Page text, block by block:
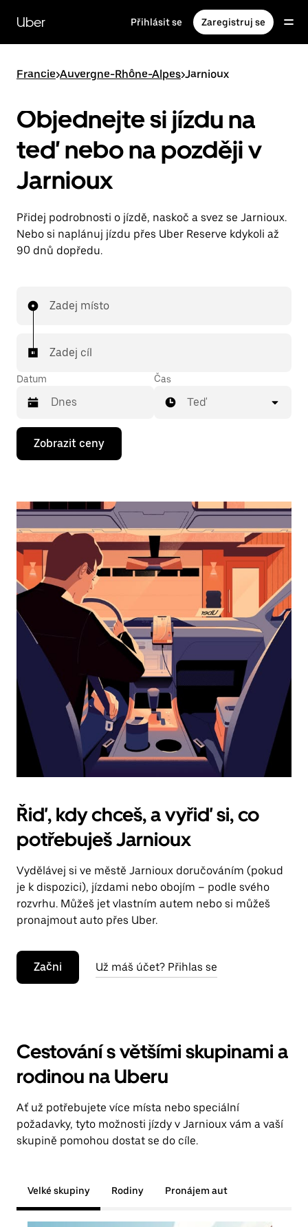
hlavní
obsah
Uber Přihlásit se Zaregistruj se
Francie>Auvergne-Rhône-Alpes>Jarnioux
Objednejte si jízdu na
teď nebo na později v
Jarnioux
Přidej podrobnosti o jízdě, naskoč a svez se Jarnioux.
Nebo si naplánuj jízdu přes Uber Reserve kdykoli až
90 dnů dopředu.
Zadej místo
Zadej cíl
Datum
Stisknutím
klávesy
se
kalendář
vybrat
datum.
Stisknutím
klávesy
Esc
zavřeš
kalendář.
Čas
Teď
Zobrazit ceny
Řiď, kdy chceš, a vyřiď si, co
potřebuješ Jarnioux
Vydělávej si ve městě Jarnioux doručováním (pokud
je k dispozici), jízdami nebo obojím – podle svého
rozvrhu. Můžeš jet vlastním autem nebo si můžeš
pronajmout auto přes Uber.
Začni Už máš účet? Přihlas se
Cestování s většími skupinami a
rodinou na Uberu
Ať už potřebujete více místa nebo speciální
požadavky, tyto možnosti jízdy v Jarnioux vám a vaší
skupině pomohou dostat se do cíle.
Velké skupiny Rodiny Pronájem aut